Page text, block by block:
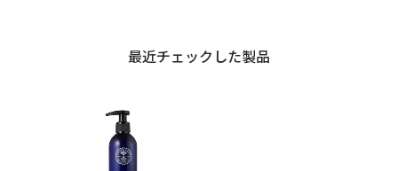
最近チェックした製品